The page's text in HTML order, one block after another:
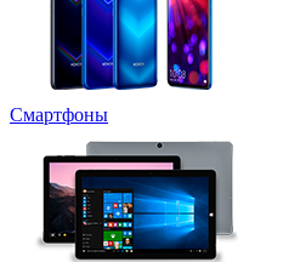
Смартфоны